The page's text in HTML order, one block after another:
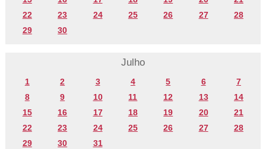
22
23 24 25 26 27
28
29
30
Julho
1 2 3 4 5 6
7
8
9 10 11 12 13
14
15
16 17 18 19 20
21
22
23 24 25 26 27
28
29
30 31